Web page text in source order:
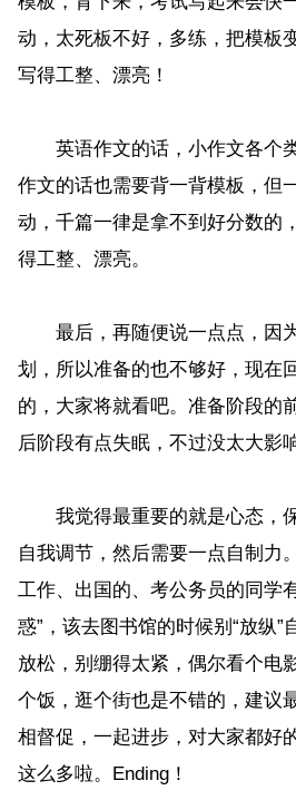
动，太死板不好，多练，把模板
写得工整、漂亮！
英语作文的话，小作文各个
作文的话也需要背一背模板，但
动，千篇一律是拿不到好分数的
得工整、漂亮。
最后，再随便说一点点，因
划，所以准备的也不够好，现在
的，大家将就看吧。准备阶段的
后阶段有点失眠，不过没太大影
我觉得最重要的就是心态，
自我调节，然后需要一点自制力
工作、出国的、考公务员的同学
惑”，该去图书馆的时候别“放纵”
放松，别绷得太紧，偶尔看个电
个饭，逛个街也是不错的，建议
相督促，一起进步，对大家都好
这么多啦。Ending！